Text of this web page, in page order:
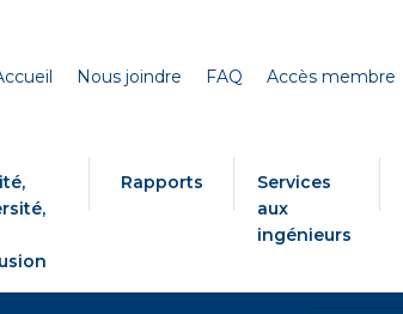
Nous joindre FAQ Accès membre
Rapports
Services
aux
ingénieurs